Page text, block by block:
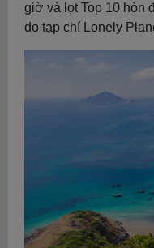
giờ và lọt Top 10 hòn
do tạp chí Lonely